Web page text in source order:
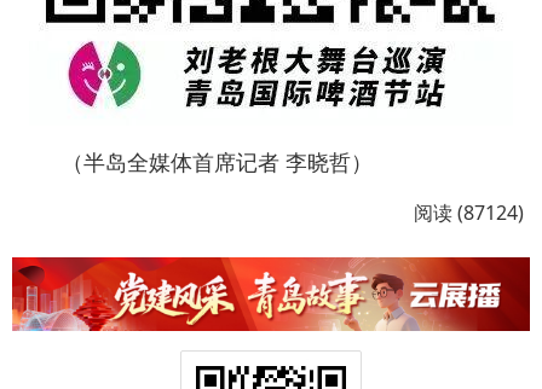
（半岛全媒体首席记者 李晓哲）
阅读 (87124)